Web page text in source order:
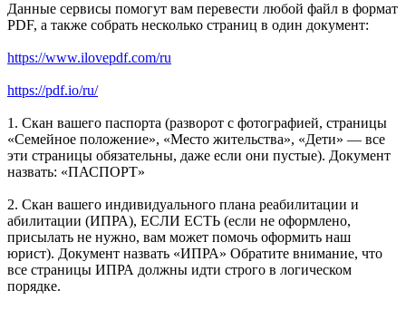
Данные сервисы помогут вам перевести любой файл в формат
PDF, а также собрать несколько страниц в один документ:
https://www.ilovepdf.com/ru
https://pdf.io/ru/
1. Скан вашего паспорта (разворот с фотографией, страницы
«Семейное положение», «Место жительства», «Дети» — все
эти страницы обязательны, даже если они пустые). Документ
назвать: «ПАСПОРТ»
2. Скан вашего индивидуального плана реабилитации и
абилитации (ИПРА), ЕСЛИ ЕСТЬ (если не оформлено,
присылать не нужно, вам может помочь оформить наш
юрист). Документ назвать «ИПРА» Обратите внимание, что
все страницы ИПРА должны идти строго в логическом
порядке.